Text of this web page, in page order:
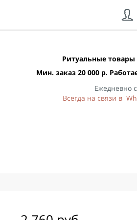
Ритуальные
Мин. заказ 20 000 р.
Ежедневно
Всегда на связи в